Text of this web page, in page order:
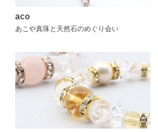
aco
あこや真珠と天然石のめぐり会い